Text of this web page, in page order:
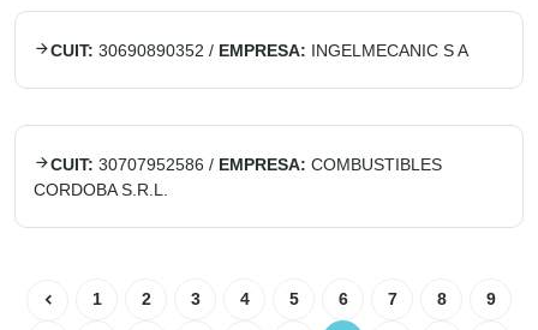
CUIT: 30690890352 / EMPRESA: INGELMECANIC S A
CUIT: 30707952586 / EMPRESA: COMBUSTIBLES
CORDOBA S.R.L.
1 2 3 4 5 6 7 8 9